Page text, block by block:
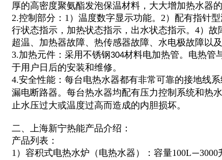
厚的高密度聚氨酯发泡保温材料，大大增加热水器的
2.控制部分：1）温度数字显示功能。2）配有指针
行状态指示，加热状态指示，出水状态指示。4）故
超温、加热器故障、热传感器故障、水电极故障以及
3.加热元件：采用不锈钢304材料电加热管。电热管
于用户日后的安装和维修。
4.安全性能：每台电热水器都有非常可靠的接地线
漏电断路器。每台热水器均配有压力控制系统和热
止水压过大或温度过高而造成的内胆损坏。
二、上海新宁热能产品介绍：
产品列表：
1）容积式电热水炉（电热水器）：容量100L—3000